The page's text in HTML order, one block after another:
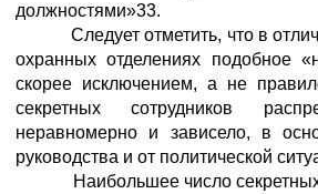
должностями»33.
Следует отметить, что в
охранных отделениях подобное
скорее исключением, а не
секретных сотрудников
неравномерно и зависело, в
руководства и от политической
Наибольшее число секретных